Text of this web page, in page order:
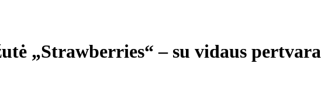
„Strawberries“ – su vidaus pertvara